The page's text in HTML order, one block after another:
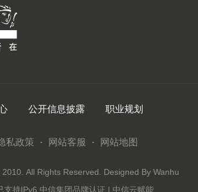
公开信息披露 职业规划
私政策 网站客服 网站地图
All Rights Reserved. Designed By Wanhu
支持IPv6 中信集团品牌认证 | 中信云赋能